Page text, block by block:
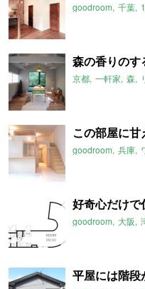
goodroom 千葉
森の香りのす
京都 一軒家 森
この部屋に甘
goodroom 兵庫
好奇心だけで
goodroom 大阪
平屋には階段